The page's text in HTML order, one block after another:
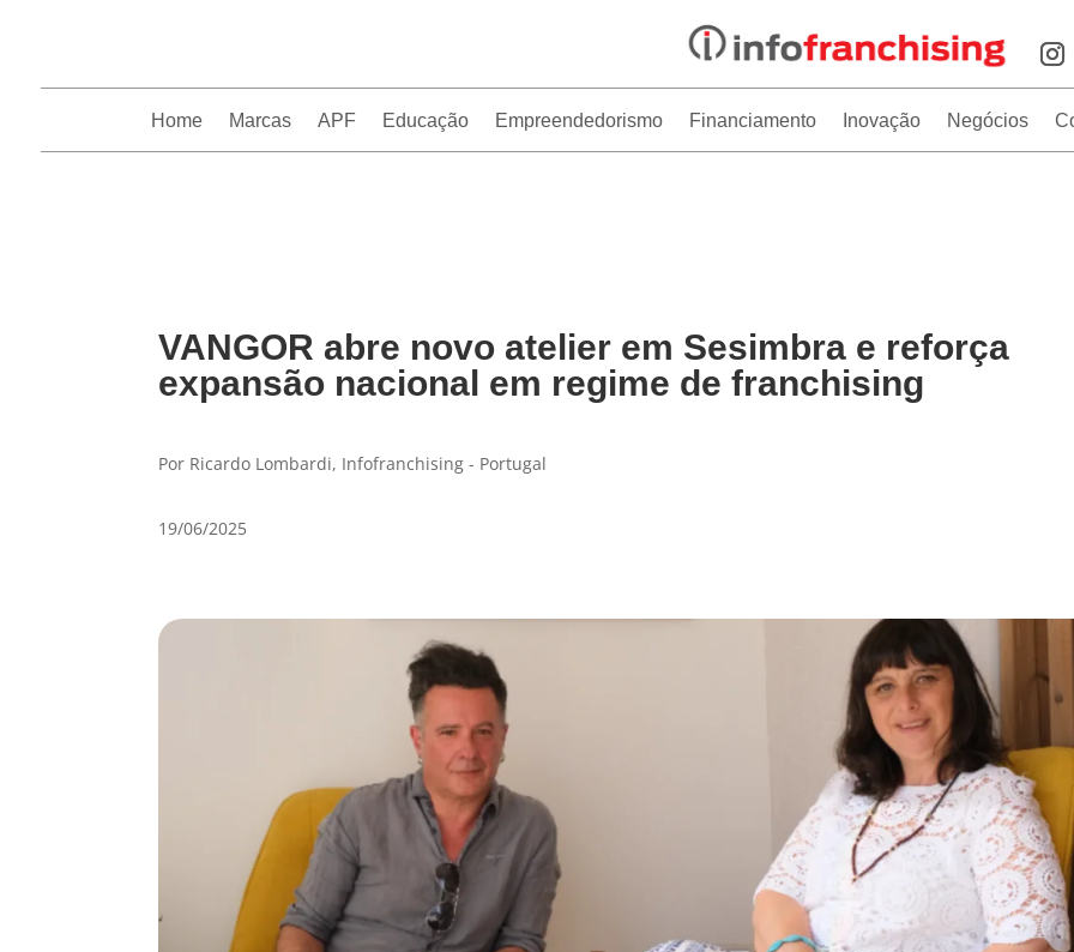
Home Marcas APF Educação Empreendedorismo Financiamento Inovação Negócios
VANGOR abre novo atelier em Sesimbra e reforça
expansão nacional em regime de franchising
Por Ricardo Lombardi, Infofranchising - Portugal
19/06/2025